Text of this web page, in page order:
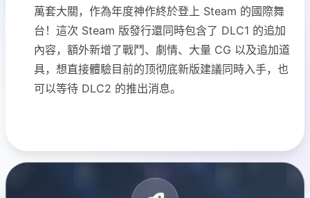
萬套大關，作為年度神作終於登上 Steam 的國際舞
台！這次 Steam 版發行還同時包含了 DLC1 的追加
內容，額外新增了戰鬥、劇情、大量 CG 以及追加道
具，想直接體驗目前的顶彻底新版建議同時入手，也
可以等待 DLC2 的推出消息。